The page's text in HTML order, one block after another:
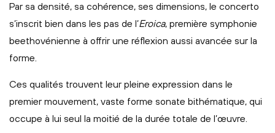
Par sa densité, sa cohérence, ses dimensions, le concerto
s’inscrit bien dans les pas de l’Eroica, première symphonie
beethovénienne à offrir une réflexion aussi avancée sur la
forme.
Ces qualités trouvent leur pleine expression dans le
premier mouvement, vaste forme sonate bithématique, qui
occupe à lui seul la moitié de la durée totale de l’œuvre.